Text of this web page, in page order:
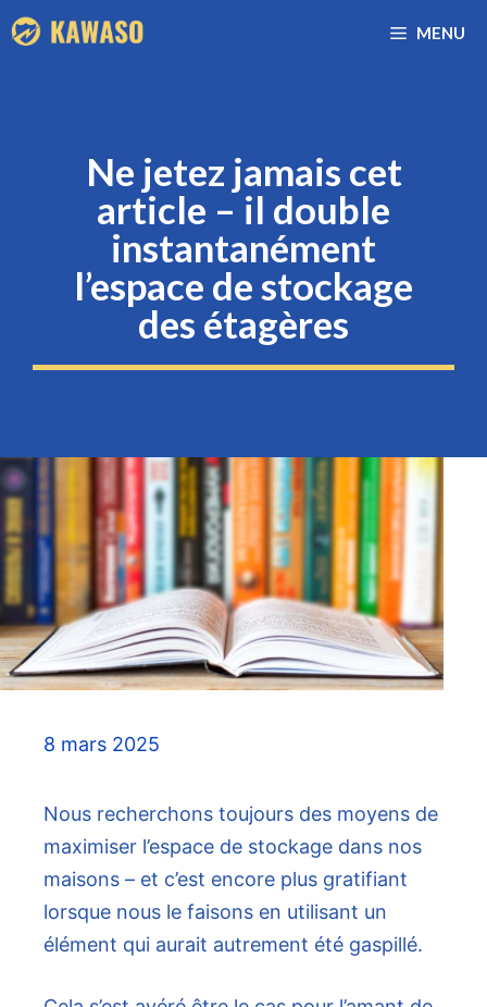
Aller
au
MENU
Ne jetez jamais cet
article – il double
instantanément
l’espace de stockage
des étagères
8 mars 2025
Nous recherchons toujours des moyens de
maximiser l’espace de stockage dans nos
maisons – et c’est encore plus gratifiant
lorsque nous le faisons en utilisant un
élément qui aurait autrement été gaspillé.